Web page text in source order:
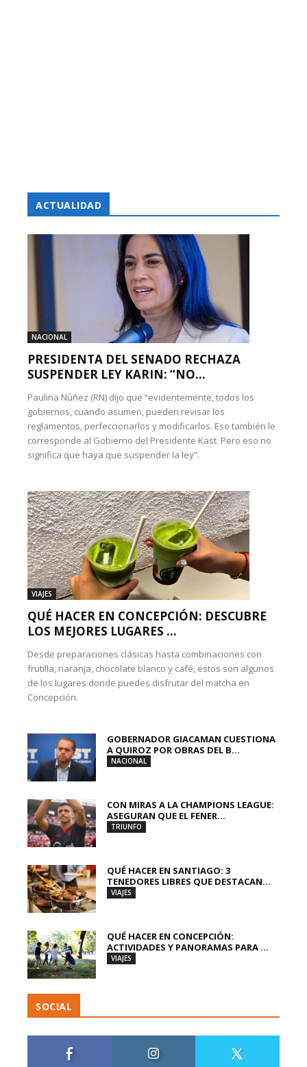
ACTUALIDAD
NACIONAL
PRESIDENTA DEL SENADO RECHAZA
SUSPENDER LEY KARIN: “NO...
Paulina Núñez (RN) dijo que “evidentemente, todos los
gobiernos, cuando asumen, pueden revisar los
reglamentos, perfeccionarlos y modificarlos. Eso también le
corresponde al Gobierno del Presidente Kast. Pero eso no
significa que haya que suspender la ley”.
VIAJES
QUÉ HACER EN CONCEPCIÓN: DESCUBRE
LOS MEJORES LUGARES ...
Desde preparaciones clásicas hasta combinaciones con
frutilla, naranja, chocolate blanco y café, estos son algunos
de los lugares donde puedes disfrutar del matcha en
Concepción.
GOBERNADOR GIACAMAN CUESTIONA
A QUIROZ POR OBRAS DEL B...
NACIONAL
CON MIRAS A LA CHAMPIONS LEAGUE:
ASEGURAN QUE EL FENER...
TRIUNFO
QUÉ HACER EN SANTIAGO: 3
TENEDORES LIBRES QUE DESTACAN...
VIAJES
QUÉ HACER EN CONCEPCIÓN:
ACTIVIDADES Y PANORAMAS PARA ...
VIAJES
SOCIAL